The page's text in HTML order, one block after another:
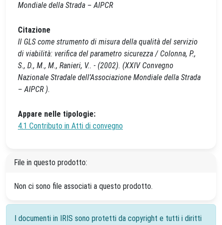
Mondiale della Strada – AIPCR
Citazione
Il GLS come strumento di misura della qualità del servizio
di viabilità: verifica del parametro sicurezza / Colonna, P.,
S., D., M., M., Ranieri, V.. - (2002). (XXIV Convegno
Nazionale Stradale dell’Associazione Mondiale della Strada
– AIPCR ).
Appare nelle tipologie:
4.1 Contributo in Atti di convegno
File in questo prodotto:
Non ci sono file associati a questo prodotto.
I documenti in IRIS sono protetti da copyright e tutti i diritti